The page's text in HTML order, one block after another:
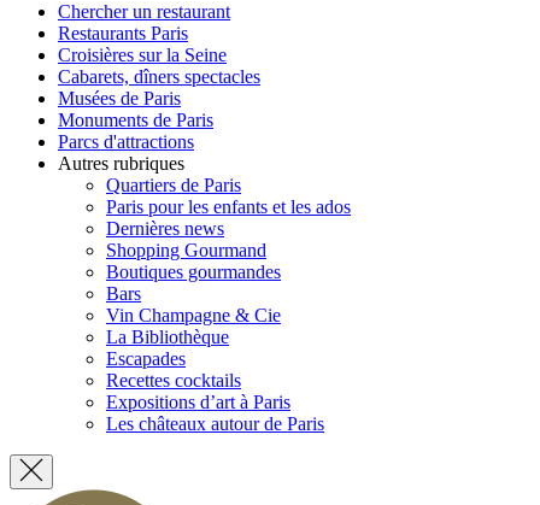
Chercher un restaurant
Restaurants Paris
Croisières sur la Seine
Cabarets, dîners spectacles
Musées de Paris
Monuments de Paris
Parcs d'attractions
Autres rubriques
Quartiers de Paris
Paris pour les enfants et les ados
Dernières news
Shopping Gourmand
Boutiques gourmandes
Bars
Vin Champagne & Cie
La Bibliothèque
Escapades
Recettes cocktails
Expositions d’art à Paris
Les châteaux autour de Paris